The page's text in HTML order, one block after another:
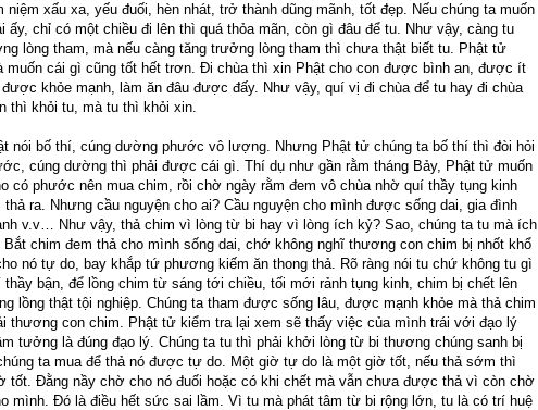
niệm xấu xa, yếu đuối, hèn nhát, trở thành dũng mãnh, tốt đẹp. Nếu chúng ta muốn
ấy, chỉ có một chiều đi lên thì quá thỏa mãn, còn gì đâu để tu. Như vậy, càng tu
lòng tham, mà nếu càng tăng trưởng lòng tham thì chưa thật biết tu. Phật tử
muốn cái gì cũng tốt hết trơn. Đi chùa thì xin Phật cho con được bình an, được ít
được khỏe mạnh, làm ăn đâu được đấy. Như vậy, quí vị đi chùa để tu hay đi chùa
thì khỏi tu, mà tu thì khỏi xin.
nói bố thí, cúng dường phước vô lượng. Nhưng Phật tử chúng ta bố thí thì đòi hỏi
cúng dường thì phải được cái gì. Thí dụ như gần rằm tháng Bảy, Phật tử muốn
có phước nên mua chim, rồi chờ ngày rằm đem vô chùa nhờ quí thầy tụng kinh
thả ra. Nhưng cầu nguyện cho ai? Cầu nguyện cho mình được sống dai, gia đình
v.v… Như vậy, thả chim vì lòng từ bi hay vì lòng ích kỷ? Sao, chúng ta tu mà ích
Bắt chim đem thả cho mình sống dai, chớ không nghĩ thương con chim bị nhốt khổ
nó tự do, bay khắp tứ phương kiếm ăn thong thả. Rõ ràng nói tu chứ không tu gì
thầy bận, để lồng chim từ sáng tới chiều, tối mới rảnh tụng kinh, chim bị chết lên
lồng thật tội nghiệp. Chúng ta tham được sống lâu, được mạnh khỏe mà thả chim
thương con chim. Phật tử kiểm tra lại xem sẽ thấy việc của mình trái với đạo lý
tưởng là đúng đạo lý. Chúng ta tu thì phải khởi lòng từ bi thương chúng sanh bị
ta mua để thả nó được tự do. Một giờ tự do là một giờ tốt, nếu thả sớm thì
tốt. Đằng nầy chờ cho nó đuối hoặc có khi chết mà vẫn chưa được thả vì còn chờ
mình. Đó là điều hết sức sai lầm. Vì tu mà phát tâm từ bi rộng lớn, tu là có trí huệ